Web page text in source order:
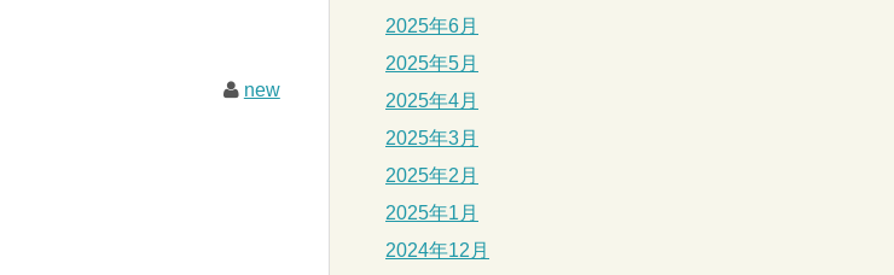
new
2025年6月
2025年5月
2025年4月
2025年3月
2025年2月
2025年1月
2024年12月